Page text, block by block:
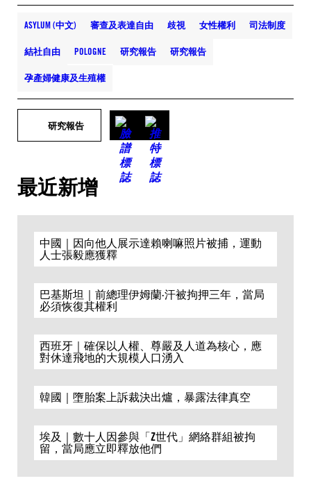
ASYLUM (中文) 審查及表達自由 歧視 女性權利 司法制度
結社自由 POLOGNE 研究報告 研究報告
孕產婦健康及生殖權
研究報告
最近新增
中國｜因向他人展示達賴喇嘛照片被捕，運動
人士張毅應獲釋
巴基斯坦｜前總理伊姆蘭·汗被拘押三年，當局
必須恢復其權利
西班牙｜確保以人權、尊嚴及人道為核心，應
對休達飛地的大規模人口湧入
韓國｜墮胎案上訴裁決出爐，暴露法律真空
埃及｜數十人因參與「Z世代」網絡群組被拘
留，當局應立即釋放他們